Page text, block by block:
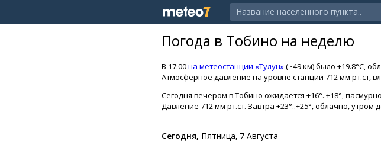
Погода в Тобино на неделю
В 17:00на метеостанции «Тулун»(~49 км) было +19.8°C,
Атмосферное давление на уровне станции 712 мм рт.ст,
Сегодня вечером в Тобино ожидается +16°..+18°,
Давление 712 мм рт.ст. Завтра +23°..+25°, облачно,
Сегодня, Пятница, 7 Августа